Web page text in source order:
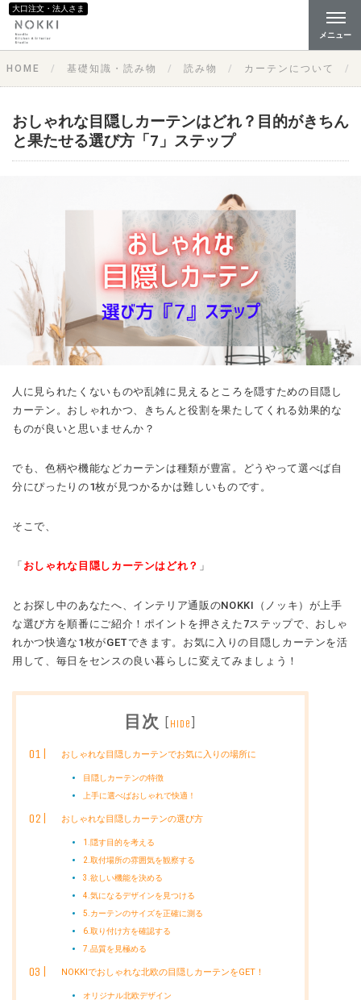
大口注文・法人さま
メニュー
HOME 基礎知識・読み物 読み物 カーテンについて
おしゃれな目隠しカーテンはどれ？目的がきちん
と果たせる選び方「7」ステップ
人に見られたくないものや乱雑に見えるところを隠すための目隠し
カーテン。おしゃれかつ、きちんと役割を果たしてくれる効果的な
ものが良いと思いませんか？
でも、色柄や機能などカーテンは種類が豊富。どうやって選べば自
分にぴったりの1枚が見つかるかは難しいものです。
そこで、
「 おしゃれな目隠しカーテンはどれ？ 」
とお探し中のあなたへ、インテリア通販のNOKKI（ノッキ）が上手
な選び方を順番にご紹介！ポイントを押さえた7ステップで、おしゃ
れかつ快適な1枚がGETできます。お気に入りの目隠しカーテンを活
用して、毎日をセンスの良い暮らしに変えてみましょう！
目次 [hide]
おしゃれな目隠しカーテンでお気に入りの場所に
目隠しカーテンの特徴
上手に選べばおしゃれで快適！
おしゃれな目隠しカーテンの選び方
1.隠す目的を考える
2.取付場所の雰囲気を観察する
3.欲しい機能を決める
4.気になるデザインを見つける
5.カーテンのサイズを正確に測る
6.取り付け方を確認する
7.品質を見極める
NOKKIでおしゃれな北欧の目隠しカーテンをGET！
オリジナル北欧デザイン